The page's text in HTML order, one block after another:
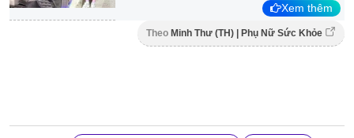
Xem thêm
Theo Minh Thư (TH) | Phụ Nữ Sức Khỏe